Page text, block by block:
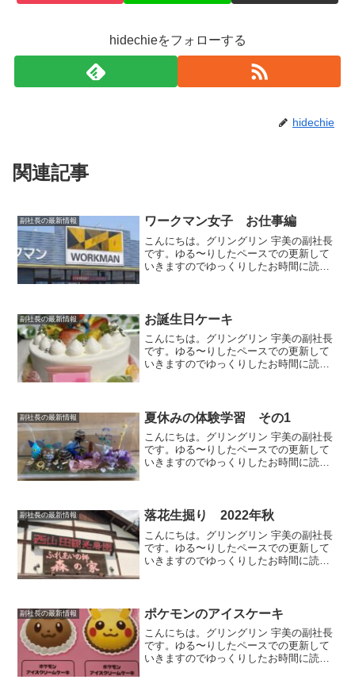
hidechieをフォローする
hidechie
関連記事
副社長の最新情報 ワークマン女子 お仕事編
こんにちは。グリングリン 宇美の副社長
です。ゆる〜りしたペースでの更新して
いきますのでゆっくりしたお時間に読ん
いなぁと思っていたと...
副社長の最新情報 お誕生日ケーキ
こんにちは。グリングリン 宇美の副社長
です。ゆる〜りしたペースでの更新して
いきますのでゆっくりしたお時間に読ん
した😊ドラえも...
副社長の最新情報 夏休みの体験学習 その1
こんにちは。グリングリン 宇美の副社長
です。ゆる〜りしたペースでの更新して
いきますのでゆっくりしたお時間に読ん
さんが主催されている体験...
副社長の最新情報 落花生掘り 2022年秋
こんにちは。グリングリン 宇美の副社長
です。ゆる〜りしたペースでの更新して
いきますのでゆっくりしたお時間に読ん
生掘りを体験した西山田...
副社長の最新情報 ポケモンのアイスケーキ
こんにちは。グリングリン 宇美の副社長
です。ゆる〜りしたペースでの更新して
いきますのでゆっくりしたお時間に読ん